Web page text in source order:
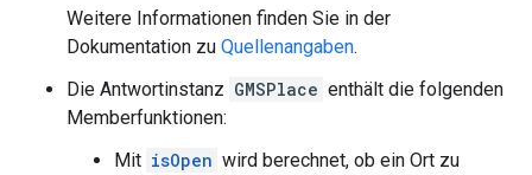
Weitere Informationen finden Sie in der
Dokumentation zu Quellenangaben.
Die Antwortinstanz GMSPlace enthält die folgenden
Memberfunktionen:
Mit isOpen wird berechnet, ob ein Ort zu